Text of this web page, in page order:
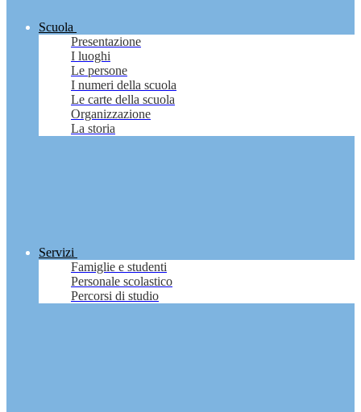
Scuola
Presentazione
I luoghi
Le persone
I numeri della scuola
Le carte della scuola
Organizzazione
La storia
Servizi
Famiglie e studenti
Personale scolastico
Percorsi di studio